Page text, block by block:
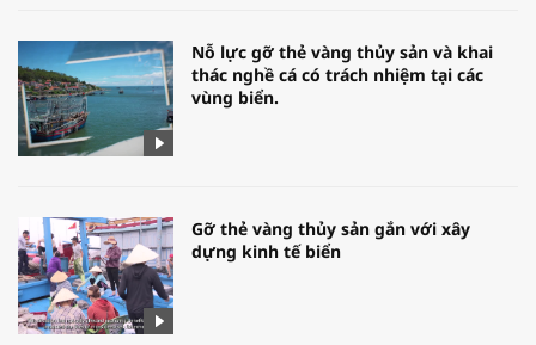
Nỗ lực gỡ thẻ vàng thủy sản và khai
thác nghề cá có trách nhiệm tại các
vùng biển.
Gỡ thẻ vàng thủy sản gắn với xây
dựng kinh tế biển